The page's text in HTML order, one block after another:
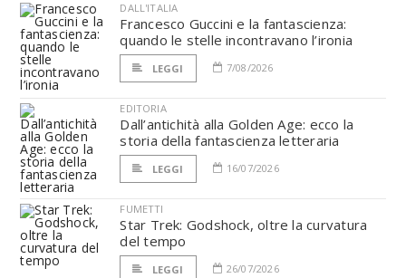
DALL'ITALIA
Francesco Guccini e la fantascienza:
quando le stelle incontravano l’ironia
LEGGI 7/08/2026
EDITORIA
Dall’antichità alla Golden Age: ecco la
storia della fantascienza letteraria
LEGGI 16/07/2026
FUMETTI
Star Trek: Godshock, oltre la curvatura
del tempo
LEGGI 26/07/2026